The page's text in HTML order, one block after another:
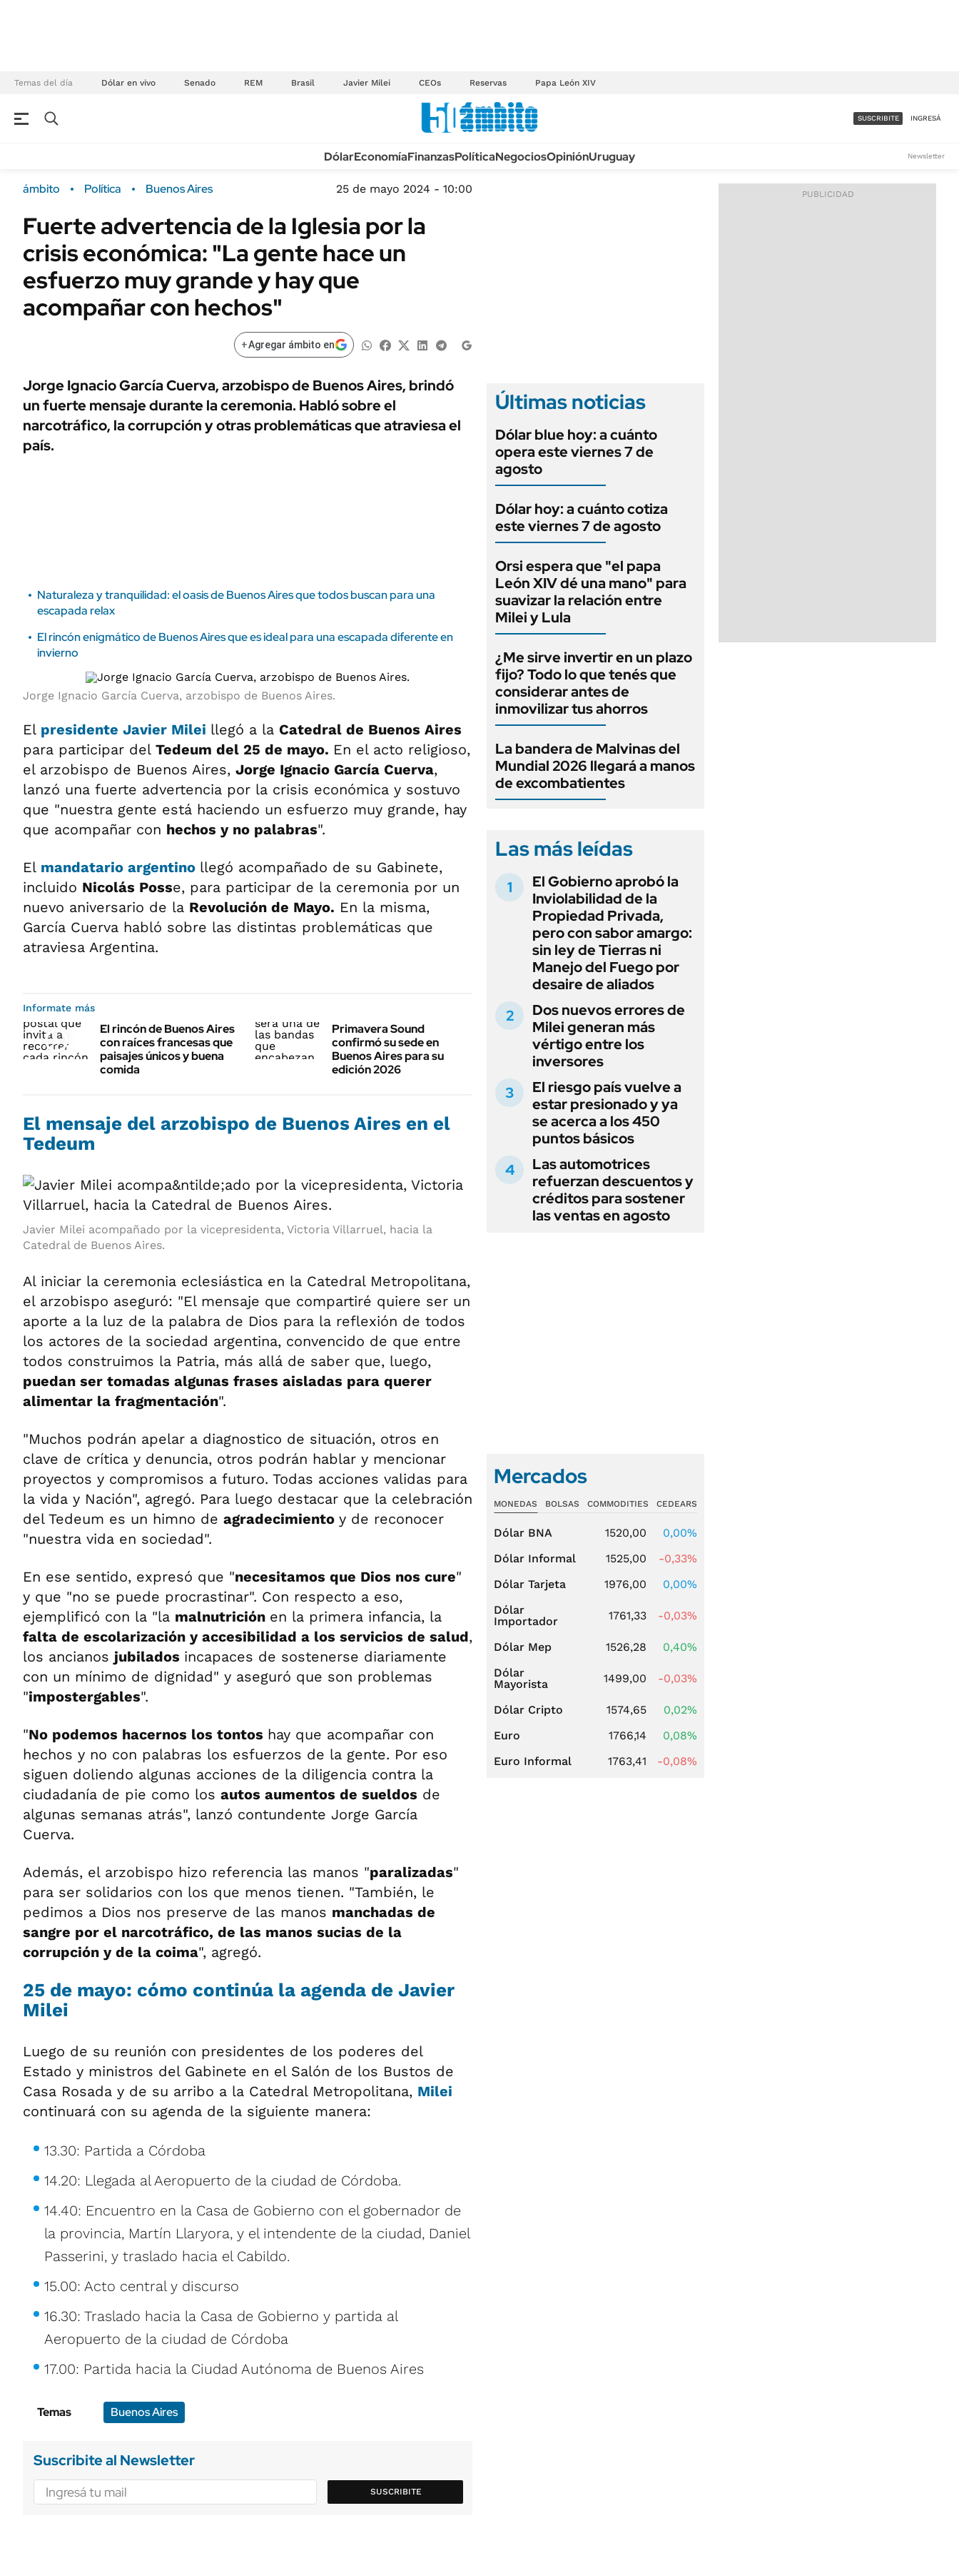
Temas del día Dólar en vivo Senado REM Brasil Javier Milei CEOs Reservas Papa León XIV
Campo
FINANZAS
Dólar
ÁMBITO DEBATE
Sustentabilidad
Seguros
ENERGY REPORT
POLÍTICA
Nacional
Municipios
TECNOLOGÍA
MÉXICO
MUNDO
INFORMACIÓN GENERAL
AUTOS
ACCESO FULL - $1.800/MES
SUSCRIBITE INGRESÁ
DólarEconomíaFinanzasPolíticaNegociosOpiniónUruguay Newsletter
ámbito Política Buenos Aires 25 de mayo 2024 - 10:00
Fuerte advertencia de la Iglesia por la
crisis económica: "La gente hace un
esfuerzo muy grande y hay que
acompañar con hechos"
+Agregar ámbito en
Jorge Ignacio García Cuerva, arzobispo de Buenos Aires, brindó
un fuerte mensaje durante la ceremonia. Habló sobre el
narcotráfico, la corrupción y otras problemáticas que atraviesa el
país.
Naturaleza y tranquilidad: el oasis de Buenos Aires que todos buscan para una
escapada relax
El rincón enigmático de Buenos Aires que es ideal para una escapada diferente en
invierno
Jorge Ignacio García Cuerva, arzobispo de Buenos Aires.
El presidente Javier Milei llegó a la Catedral de Buenos Aires
para participar del Tedeum del 25 de mayo. En el acto religioso,
el arzobispo de Buenos Aires, Jorge Ignacio García Cuerva,
lanzó una fuerte advertencia por la crisis económica y sostuvo
que "nuestra gente está haciendo un esfuerzo muy grande, hay
que acompañar con hechos y no palabras".
El mandatario argentino llegó acompañado de su Gabinete,
incluido Nicolás Posse, para participar de la ceremonia por un
nuevo aniversario de la Revolución de Mayo. En la misma,
García Cuerva habló sobre las distintas problemáticas que
atraviesa Argentina.
Informate más
El rincón de Buenos Aires
con raíces francesas que
paisajes únicos y buena
comida
Primavera Sound
confirmó su sede en
Buenos Aires para su
edición 2026
El mensaje del arzobispo de Buenos Aires en el
Tedeum
Javier Milei acompañado por la vicepresidenta, Victoria Villarruel, hacia la
Catedral de Buenos Aires.
Al iniciar la ceremonia eclesiástica en la Catedral Metropolitana,
el arzobispo aseguró: "El mensaje que compartiré quiere ser un
aporte a la luz de la palabra de Dios para la reflexión de todos
los actores de la sociedad argentina, convencido de que entre
todos construimos la Patria, más allá de saber que, luego,
puedan ser tomadas algunas frases aisladas para querer
alimentar la fragmentación".
"Muchos podrán apelar a diagnostico de situación, otros en
clave de crítica y denuncia, otros podrán hablar y mencionar
proyectos y compromisos a futuro. Todas acciones validas para
la vida y Nación", agregó. Para luego destacar que la celebración
del Tedeum es un himno de agradecimiento y de reconocer
"nuestra vida en sociedad".
En ese sentido, expresó que "necesitamos que Dios nos cure"
y que "no se puede procrastinar". Con respecto a eso,
ejemplificó con la "la malnutrición en la primera infancia, la
falta de escolarización y accesibilidad a los servicios de salud,
los ancianos jubilados incapaces de sostenerse diariamente
con un mínimo de dignidad" y aseguró que son problemas
"impostergables".
"No podemos hacernos los tontos hay que acompañar con
hechos y no con palabras los esfuerzos de la gente. Por eso
siguen doliendo algunas acciones de la diligencia contra la
ciudadanía de pie como los autos aumentos de sueldos de
algunas semanas atrás", lanzó contundente Jorge García
Cuerva.
Además, el arzobispo hizo referencia las manos "paralizadas"
para ser solidarios con los que menos tienen. "También, le
pedimos a Dios nos preserve de las manos manchadas de
sangre por el narcotráfico, de las manos sucias de la
corrupción y de la coima", agregó.
25 de mayo: cómo continúa la agenda de Javier
Milei
Luego de su reunión con presidentes de los poderes del
Estado y ministros del Gabinete en el Salón de los Bustos de
Casa Rosada y de su arribo a la Catedral Metropolitana, Milei
continuará con su agenda de la siguiente manera:
13.30: Partida a Córdoba
14.20: Llegada al Aeropuerto de la ciudad de Córdoba.
14.40: Encuentro en la Casa de Gobierno con el gobernador de
la provincia, Martín Llaryora, y el intendente de la ciudad, Daniel
Passerini, y traslado hacia el Cabildo.
15.00: Acto central y discurso
16.30: Traslado hacia la Casa de Gobierno y partida al
Aeropuerto de la ciudad de Córdoba
17.00: Partida hacia la Ciudad Autónoma de Buenos Aires
Temas Buenos Aires
Suscribite al Newsletter
SUSCRIBITE
Últimas noticias
Dólar blue hoy: a cuánto
opera este viernes 7 de
agosto
Dólar hoy: a cuánto cotiza
este viernes 7 de agosto
Orsi espera que "el papa
León XIV dé una mano" para
suavizar la relación entre
Milei y Lula
¿Me sirve invertir en un plazo
fijo? Todo lo que tenés que
considerar antes de
inmovilizar tus ahorros
La bandera de Malvinas del
Mundial 2026 llegará a manos
de excombatientes
Las más leídas
El Gobierno aprobó la
Inviolabilidad de la
Propiedad Privada,
pero con sabor amargo:
sin ley de Tierras ni
Manejo del Fuego por
desaire de aliados
Dos nuevos errores de
Milei generan más
vértigo entre los
inversores
El riesgo país vuelve a
estar presionado y ya
se acerca a los 450
puntos básicos
Las automotrices
refuerzan descuentos y
créditos para sostener
las ventas en agosto
Mercados
MONEDAS BOLSAS COMMODITIES CEDEARS
Dólar BNA 1520,00
0,00%
Dólar Informal
1525,00
-0,33%
Dólar Tarjeta
1976,00
0,00%
Dólar
Importador
1761,33 -0,03%
Dólar Mep 1526,28
0,40%
Dólar
Mayorista
1499,00 -0,03%
Dólar Cripto 1574,65
0,02%
Euro
1766,14
0,08%
Euro Informal
1763,41 -0,08%